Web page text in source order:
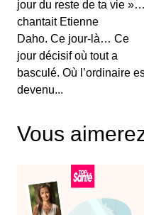
Un
00:10:06 -
Retour
Logo,
Un
La
jour du reste de ta vie
chantait Etienne
Daho. Ce jour-là… Ce
jour décisif où tout a
basculé. Où l’ordinaire
devenu...
Vous